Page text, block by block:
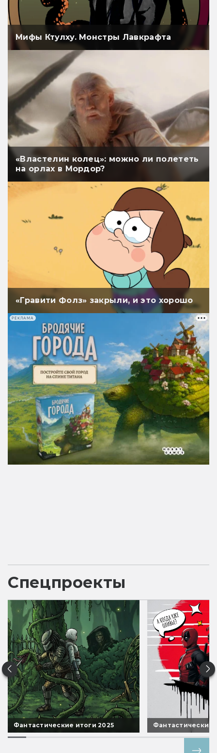
Мифы Ктулху. Монстры Лавкрафта
«Властелин колец»: можно ли полететь
на орлах в Мордор?
«Гравити Фолз» закрыли, и это хорошо
РЕКЛАМА
Спецпроекты
Фантастические итоги 2025 Фантастические